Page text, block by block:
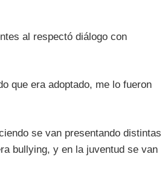
al respectó diálogo con
que era adoptado, me lo fueron
se van presentando distintas
bullying, y en la juventud se van